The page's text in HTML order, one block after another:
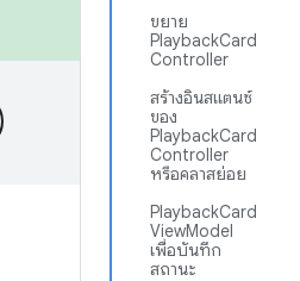
ขยาย
PlaybackCard
Controller
สร้างอินสแตนซ์
ของ
PlaybackCard
Controller
หรือคลาสย่อย
PlaybackCard
ViewModel
เพื่อบันทึก
สถานะ